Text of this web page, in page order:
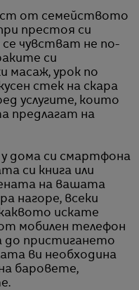
от семейството
престоя си
чувстват не по-
си
масаж, урок по
стек на скара
услугите, които
предлагат на
дома си смартфона
си книга или
на вашата
нагоре, всеки
искате
мобилен телефон
до пристигането
ви необходина
баровете,